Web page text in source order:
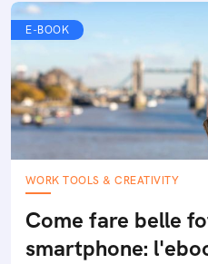
E-BOOK
WORK TOOLS & CREATIVITY
Come fare belle
smartphone: